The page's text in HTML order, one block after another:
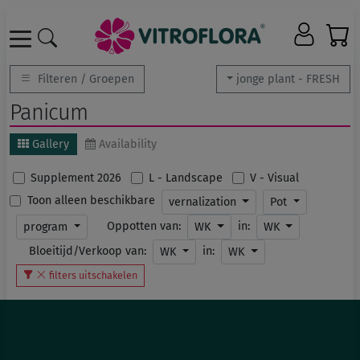
jonge plant - FRESH
Filteren / Groepen
Panicum
Gallery Availability
Supplement 2026 L - Landscape
V - Visual
Toon alleen beschikbare
vernalization
Pot
program
Oppotten van: WK in:
WK
Bloeitijd/Verkoop van:
WK in: WK
filters uitschakelen